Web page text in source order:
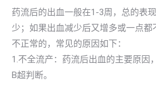
药流后的出血一般在1-3周，总的表
少；如果出血减少后又增多或一点
不正常的，常见的原因如下：
1.不全流产：药流后出血的主要原因
B超判断。